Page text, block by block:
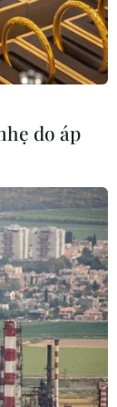
đánh bạc
quân đội
điểm tắm
người dân
nắng nóng
do áp